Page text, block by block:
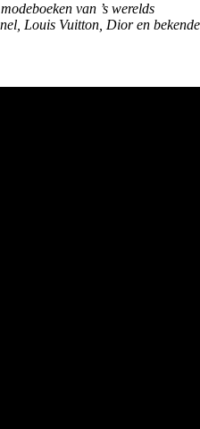
modeboeken van ’s werelds
Louis Vuitton, Dior en bekende